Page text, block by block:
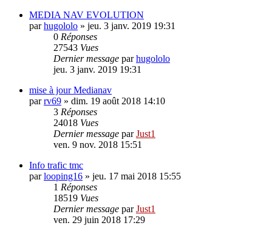
MEDIA NAV EVOLUTION
parhugololo » jeu. 3 janv. 2019 19:31
0 Réponses
27543 Vues
Dernier message parhugololo
jeu. 3 janv. 2019 19:31
mise à jour Medianav
parrv69 » dim. 19 août 2018 14:10
3 Réponses
24018 Vues
Dernier message parJust1
ven. 9 nov. 2018 15:51
Info trafic tmc
parlooping16 » jeu. 17 mai 2018 15:55
1 Réponses
18519 Vues
Dernier message parJust1
ven. 29 juin 2018 17:29